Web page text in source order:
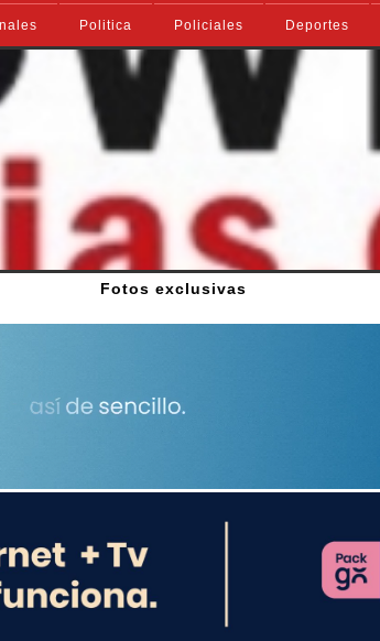
Politica Policiales Deportes
Fotos exclusivas